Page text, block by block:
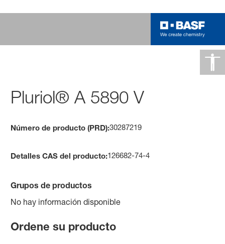
Pluriol® A 5890 V
Número de producto (PRD):30287219
Detalles CAS del producto:126682-74-4
Grupos de productos
No hay información disponible
Ordene su producto